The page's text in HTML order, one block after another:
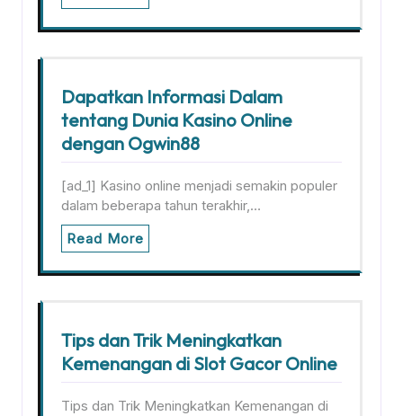
Dapatkan Informasi Dalam
tentang Dunia Kasino Online
dengan Ogwin88
[ad_1] Kasino online menjadi semakin populer
dalam beberapa tahun terakhir,…
Read More
Tips dan Trik Meningkatkan
Kemenangan di Slot Gacor Online
Tips dan Trik Meningkatkan Kemenangan di